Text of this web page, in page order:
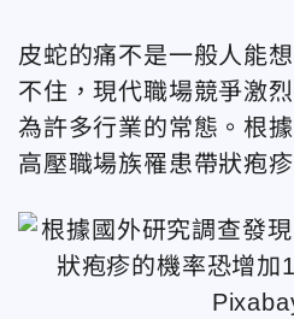
皮蛇的痛不是一般人能
不住，現代職場競爭激
為許多行業的常態。根
高壓職場族罹患帶狀疱